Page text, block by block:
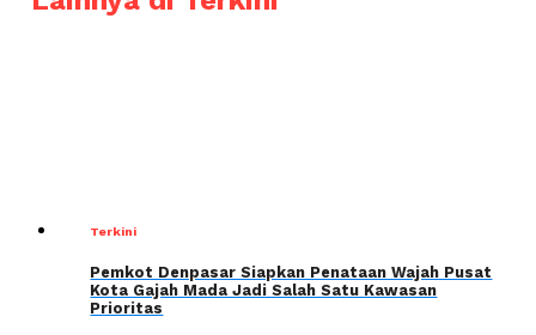
Terkini
Pemkot Denpasar Siapkan Penataan Wajah Pusat
Kota Gajah Mada Jadi Salah Satu Kawasan
Prioritas